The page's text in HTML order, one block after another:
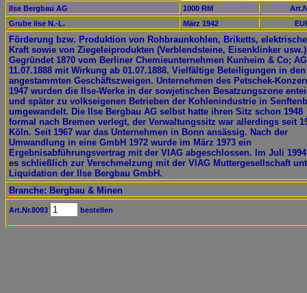
Ilse Bergbau AG 1000 RM
Grube Ilse N.-L.
März 1942
Förderung bzw. Produktion von Rohbraunkohlen, Briketts,
Kraft sowie von Ziegeleiprodukten (Verblendsteine, Eisenklinker
Gegründet 1870 vom Berliner Chemieunternehmen Kunheim & Co;
11.07.1888 mit Wirkung ab 01.07.1888. Vielfältige Beteiligungen in den
angestammten Geschäftszweigen. Unternehmen des Petschek-
1947 wurden die Ilse-Werke in der sowjetischen Besatzungszone
und später zu volkseigenen Betrieben der Kohlenindustrie in
umgewandelt. Die Ilse Bergbau AG selbst hatte ihren Sitz schon 1948
formal nach Bremen verlegt, der Verwaltungssitz war allerdings seit
Köln. Seit 1967 war das Unternehmen in Bonn ansässig. Nach der
Umwandlung in eine GmbH 1972 wurde im März 1973 ein
Ergebnisabführungsvertrag mit der VIAG abgeschlossen. Im Juli
es schließlich zur Verschmelzung mit der VIAG Muttergesellschaft
Liquidation der Ilse Bergbau GmbH.
Branche: Bergbau & Minen
Art.Nr.8093 bestellen